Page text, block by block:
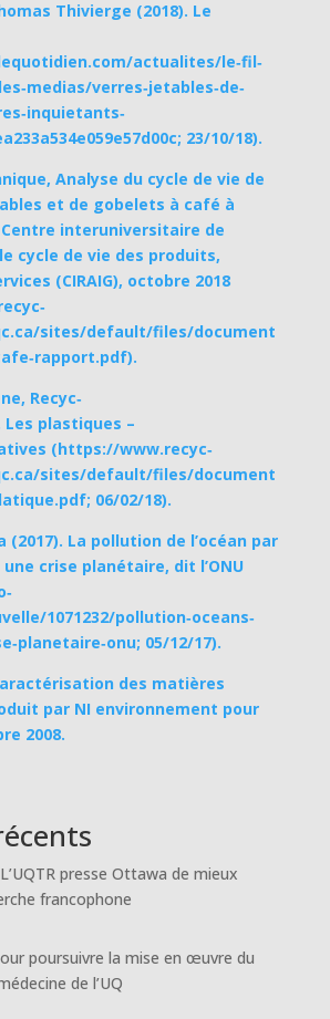
Thivierge (2018). Le
actualites/le‐fil‐
verres‐jetables‐de‐
23/10/18).
Analyse du cycle de vie de
et de gobelets à café à
interuniversitaire de
cycle de vie des produits,
(CIRAIG), octobre 2018
sites/default/files/document
Recyc‐
Les plastiques –
(https://www.recyc‐
sites/default/files/document
06/02/18).
(2017). La pollution de l’océan par
crise planétaire, dit l’ONU
1071232/pollution‐oceans‐
05/12/17).
des matières
par NI environnement pour
2008.
presse Ottawa de mieux
francophone
poursuivre la mise en œuvre du
de l’UQ